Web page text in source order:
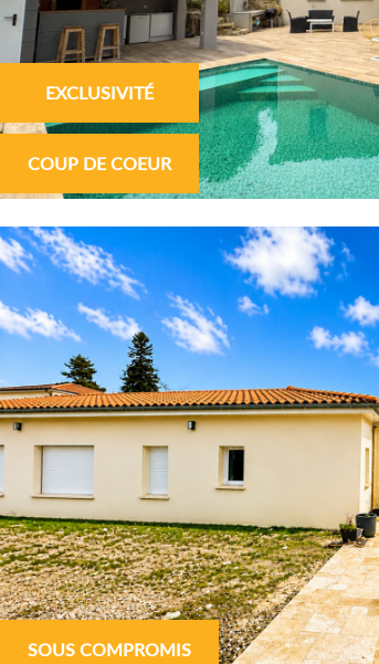
EXCLUSIVITÉ
COUP DE COEUR
SOUS COMPROMIS